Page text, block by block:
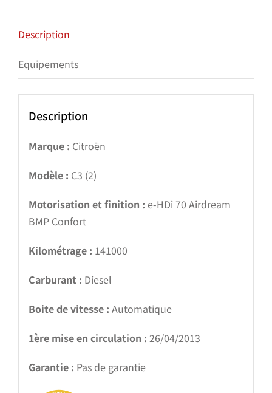
Description
Equipements
Description
Marque : Citroën
Modèle : C3 (2)
Motorisation et finition : e-HDi 70 Airdream
BMP Confort
Kilométrage : 141000
Carburant : Diesel
Boite de vitesse : Automatique
1ère mise en circulation : 26/04/2013
Garantie : Pas de garantie